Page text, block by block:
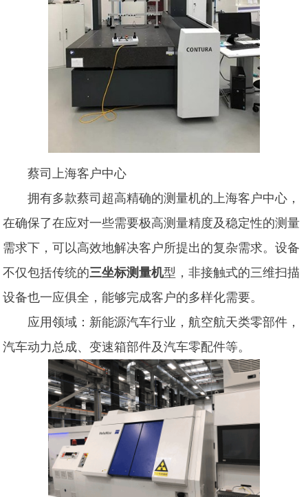
蔡司上海客户中心
拥有多款蔡司超高精确的测量机的上海客户中心，
在确保了在应对一些需要极高测量精度及稳定性的测量
需求下，可以高效地解决客户所提出的复杂需求。设备
不仅包括传统的三坐标测量机型，非接触式的三维扫描
设备也一应俱全，能够完成客户的多样化需要。
应用领域：新能源汽车行业，航空航天类零部件，
汽车动力总成、变速箱部件及汽车零配件等。